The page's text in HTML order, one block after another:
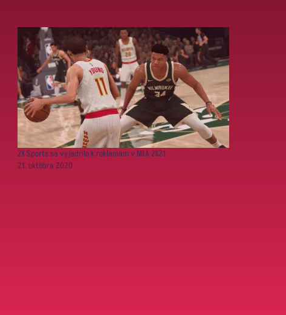
2K Sports sa vyjadrilo k reklamám v NBA 2K21
21. októbra 2020